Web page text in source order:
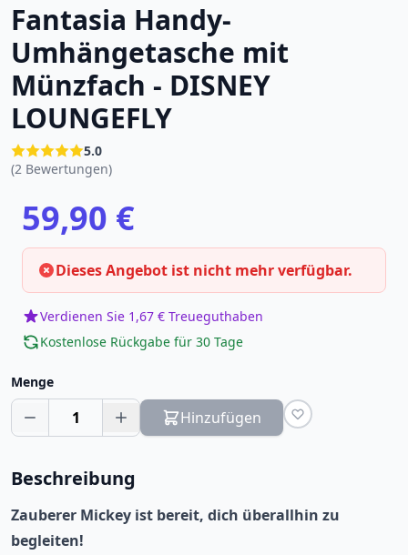
Fantasia Handy-
Umhängetasche mit
Münzfach - DISNEY
LOUNGEFLY
5.0
(2 Bewertungen)
59,90 €
Dieses Angebot ist nicht mehr verfügbar.
Verdienen Sie 1,67 € Treueguthaben
Kostenlose Rückgabe für 30 Tage
Menge
1 Hinzufügen
Beschreibung
Zauberer Mickey ist bereit, dich überallhin zu
begleiten!